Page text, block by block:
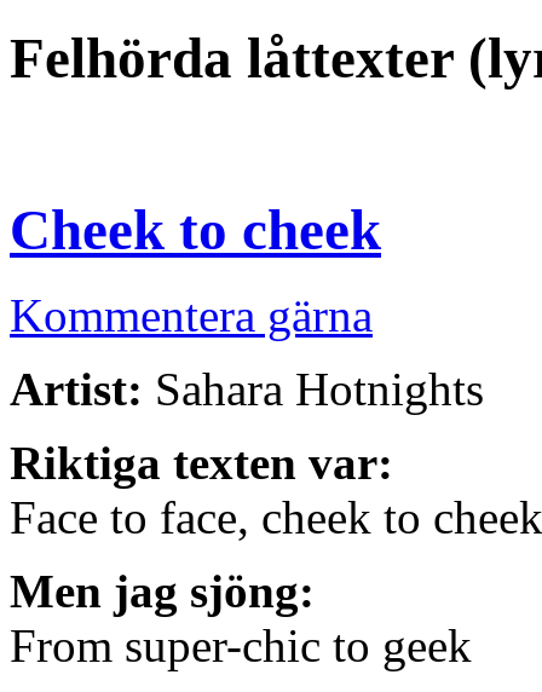
Felhörda låttexter
Cheek to cheek
Kommentera gärna
Artist: Sahara Hotnights
Riktiga texten var:
Face to face, cheek to cheek
Men jag sjöng:
From super-chic to geek